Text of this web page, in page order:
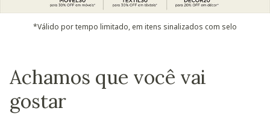
*Válido por tempo limitado, em itens sinalizados com selo
Achamos que você vai
gostar